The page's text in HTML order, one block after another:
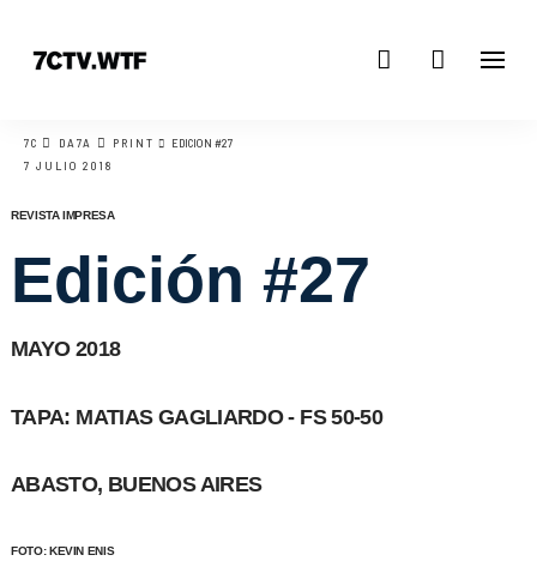
7C DA7A PRINT
EDICIÓN #27
7 JULIO 2018
REVISTA IMPRESA
Edición #27
MAYO 2018
TAPA: MATIAS GAGLIARDO - FS 50-50
ABASTO, BUENOS AIRES
FOTO: KEVIN ENIS